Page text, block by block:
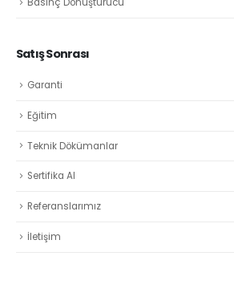
Basınç Dönüştürücü
Satış Sonrası
Garanti
Eğitim
Teknik Dökümanlar
Sertifika Al
Referanslarımız
İletişim